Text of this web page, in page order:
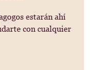
estarán ahí
con cualquier